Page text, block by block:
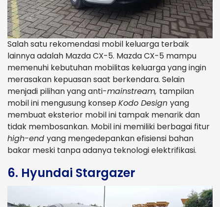
Salah satu rekomendasi mobil keluarga terbaik
lainnya adalah Mazda CX-5. Mazda CX-5 mampu
memenuhi kebutuhan mobilitas keluarga yang ingin
merasakan kepuasan saat berkendara. Selain
menjadi pilihan yang anti-mainstream, tampilan
mobil ini mengusung konsep Kodo Design yang
membuat eksterior mobil ini tampak menarik dan
tidak membosankan. Mobil ini memiliki berbagai fitur
high-end yang mengedepankan efisiensi bahan
bakar meski tanpa adanya teknologi elektrifikasi.
6. Hyundai Stargazer